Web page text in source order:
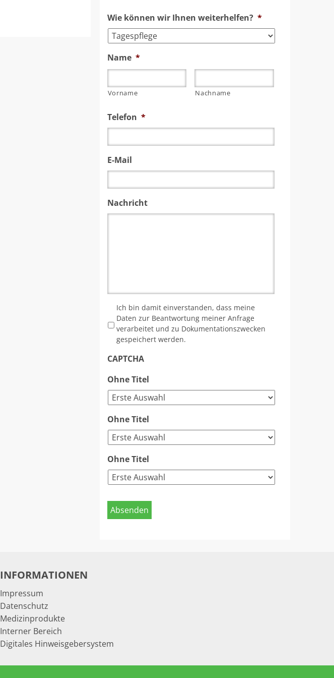
Wie können wir Ihnen weiterhelfen? *
Name *
Vorname Nachname
Telefon *
E-Mail
Nachricht
Ich bin damit einverstanden, dass meine
Daten zur Beantwortung meiner Anfrage
verarbeitet und zu Dokumentationszwecken
gespeichert werden.
CAPTCHA
Ohne Titel
Ohne Titel
Ohne Titel
INFORMATIONEN
Impressum
Datenschutz
Medizinprodukte
Interner Bereich
Digitales Hinweisgebersystem